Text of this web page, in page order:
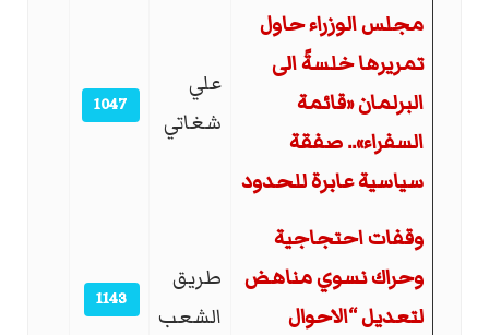
مجلس الوزراء حاول
تمريرها خلسةً الى
البرلمان «قائمة
السفراء».. صفقة
سياسية عابرة للحدود
علي
شغاتي
1047
وقفات احتجاجية
وحراك نسوي مناهض
لتعديل “الاحوال
طريق
الشعب
1143